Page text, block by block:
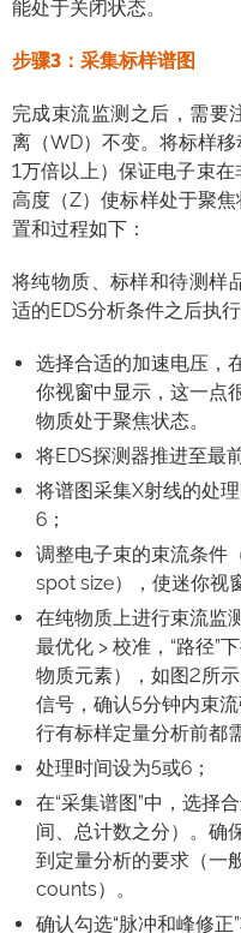
能处于关闭状态。
步骤3：采集标样谱图
完成束流监测之后，需要
离（WD）不变。将标样
1万倍以上）保证电子束
高度（Z）使标样处于聚
置和过程如下：
将纯物质、标样和待测样
适的EDS分析条件之后执
选择合适的加速电压，
你视窗中显示，这一点
物质处于聚焦状态。
将EDS探测器推进至最
将谱图采集X射线的处
6；
调整电子束的束流条件
spot size），使迷你视
在纯物质上进行束流监
最优化 > 校准，“路径”
物质元素），如图2所
信号，确认5分钟内束
行有标样定量分析前都
处理时间设为5或6；
在“采集谱图”中，选择
间、总计数之分）。确
到定量分析的要求（
counts）。
确认勾选“脉冲和峰修正”